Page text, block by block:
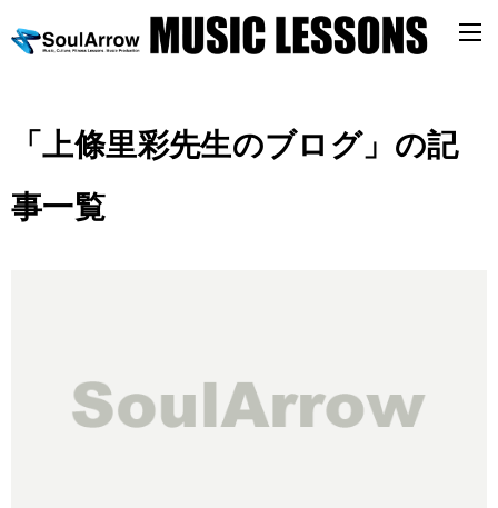
「上條里彩先生のブログ」の記
事一覧